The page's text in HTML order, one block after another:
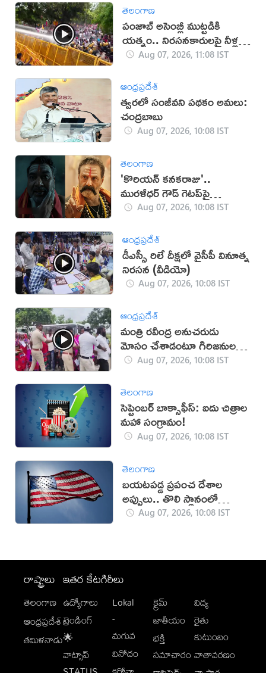
తెలంగాణ
పంజాబ్ అసెంబ్లీ ముట్టడికి
యత్నం.. నిరసనకారులపై నీళ్ల
ఫిరంగులు!
Aug 07, 2026, 11:08 IST
ఆంధ్రప్రదేశ్
త్వరలో సంజీవని పథకం అమలు:
చంద్రబాబు
Aug 07, 2026, 10:08 IST
తెలంగాణ
'కొరియన్ కనకరాజు'..
మురళీధర్ గౌడ్ గెటప్‌పై
విమర్శలు!
Aug 07, 2026, 10:08 IST
ఆంధ్రప్రదేశ్
డీఎస్సీ రిలే దీక్ష‌లో వైసీపీ వినూత్న
నిర‌స‌న‌ (వీడియో)
Aug 07, 2026, 10:08 IST
ఆంధ్రప్రదేశ్
మంత్రి రవీంద్ర అనుచరుడు
మోసం చేశాడంటూ గిరిజనుల
నిరసనAug 07, 2026, 10:08 IST
తెలంగాణ
సెప్టెంబర్ బాక్సాఫీస్: ఐదు చిత్రాల
మహా సంగ్రామం!
Aug 07, 2026, 10:08 IST
తెలంగాణ
బయటపడ్డ ప్రపంచ దేశాల
అప్పులు.. తొలి స్థానంలో
అమెరికా
Aug 07, 2026, 10:08 IST
రాష్ట్రాలు
తెలంగాణ
ఆంధ్రప్రదేశ్
తమిళనాడు
ఇతర కేటగిరీలు
ఉద్యోగాలు
ట్రెండింగ్
🌟
వాట్సాప్
Lokal
-
మగువ
వినోదం
క్రైమ్
జాతీయం
భక్తి
సమాచారం
విద్య
రైతు
కుటుంబం
వాతావరణం